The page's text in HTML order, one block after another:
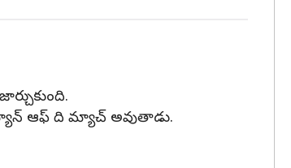
ఆఫ్ ది మ్యాచ్ అవుతాడు.